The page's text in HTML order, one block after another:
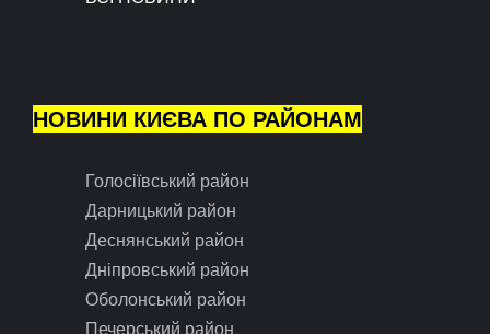
НОВИНИ КИЄВА ПО РАЙОНАМ
Голосіївський район
Дарницький район
Деснянський район
Дніпровський район
Оболонський район
Печерський район